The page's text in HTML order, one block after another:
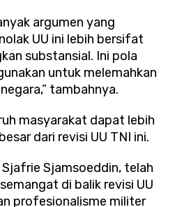
argumen yang
UU ini lebih bersifat
substansial. Ini pola
untuk melemahkan
tambahnya.
masyarakat dapat lebih
dari revisi UU TNI ini.
Sjamsoeddin, telah
di balik revisi UU
profesionalisme militer